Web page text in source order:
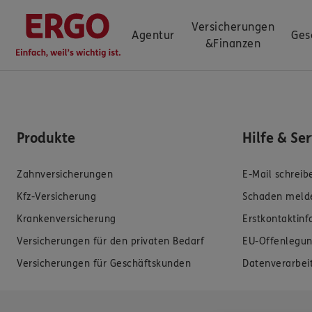
Agentur
Versicherungen
&Finanzen
Produkte
Zahnversicherungen
Kfz-Versicherung
Krankenversicherung
Versicherungen für den privaten Bedarf
Versicherungen für Geschäftskunden
Hilfe &
E-Mail
Schaden
EU-